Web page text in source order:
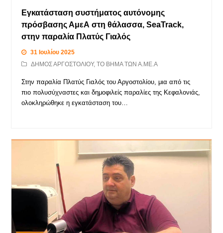
Εγκατάσταση συστήματος αυτόνομης
πρόσβασης ΑμεΑ στη θάλασσα, SeaTrack,
στην παραλία Πλατύς Γιαλός
31 Ιουλίου 2025
ΔΗΜΟΣ ΑΡΓΟΣΤΟΛΙΟΥ,ΤΟ ΒΗΜΑ ΤΩΝ Α.ΜΕ.Α
Στην παραλία Πλατύς Γιαλός του Αργοστολίου, μια από τις
πιο πολυσύχναστες και δημοφιλείς παραλίες της Κεφαλονιάς,
ολοκληρώθηκε η εγκατάσταση του…